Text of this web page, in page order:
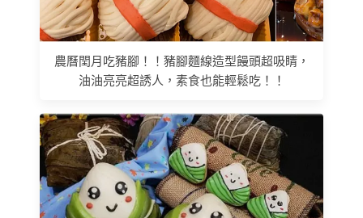
農曆閏月吃豬腳！！豬腳麵線造型饅頭超吸睛，
油油亮亮超誘人，素食也能輕鬆吃！！